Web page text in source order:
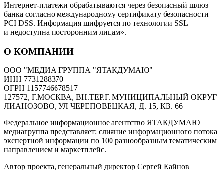
Интернет-платежи обрабатываются через безопасный шлюз
банка согласно международному сертификату безопасности
PCI DSS. Информация шифруется по технологии SSL
и недоступна посторонним лицам».
О КОМПАНИИ
ООО "МЕДИА ГРУППА "ЯТАКДУМАЮ"
ИНН 7731288370
ОГРН 1157746678517
127572, Г.МОСКВА, ВН.ТЕР.Г. МУНИЦИПАЛЬНЫЙ ОКРУГ
ЛИАНОЗОВО, УЛ ЧЕРЕПОВЕЦКАЯ, Д. 15, КВ. 66
Федеральное информационное агентство ЯТАКДУМАЮ
медиагруппа представляет: слияние информационного потока
экспертной информации по 100 разнообразным тематическим
направлением и маркетплейс.
Автор проекта, генеральный директор Сергей Кайнов